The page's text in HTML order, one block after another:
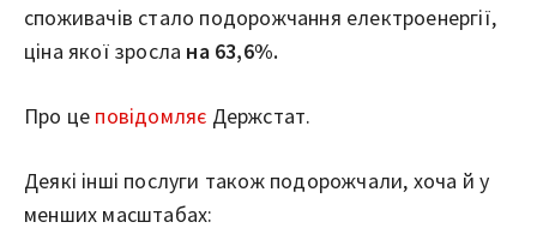
споживачів стало подорожчання електроенергії,
ціна якої зросла на 63,6%.
Про це повідомляє Держстат.
Деякі інші послуги також подорожчали, хоча й у
менших масштабах: